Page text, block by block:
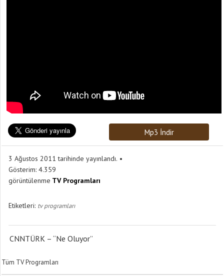
Mp3 İndir
3 Ağustos 2011 tarihinde yayınlandı.
Gösterim: 4.359
görüntülenme TV Programları
Etiketleri: tv programları
CNNTÜRK – “Ne Oluyor”
Tüm TV Programları